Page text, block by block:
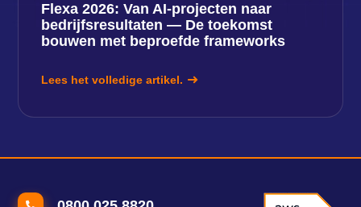
Flexa 2026: Van AI-projecten naar
bedrijfsresultaten — De toekomst
bouwen met beproefde frameworks
Lees het volledige artikel.